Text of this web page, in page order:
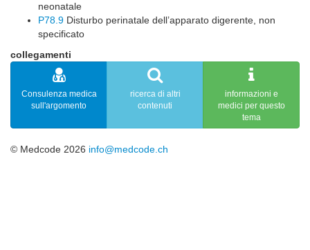
neonatale
P78.9 Disturbo perinatale dell’apparato digerente, non
specificato
collegamenti
Consulenza medica
sull'argomento
ricerca di altri
contenuti
informazioni e
medici per questo
tema
© Medcode 2026 info@medcode.ch